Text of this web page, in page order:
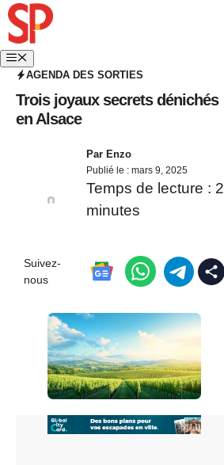
AGENDA DES SORTIES
Trois joyaux secrets dénichés
en Alsace
Par Enzo
Publié le :mars 9, 2025
Temps de lecture : 2
minutes
Suivez-
nous